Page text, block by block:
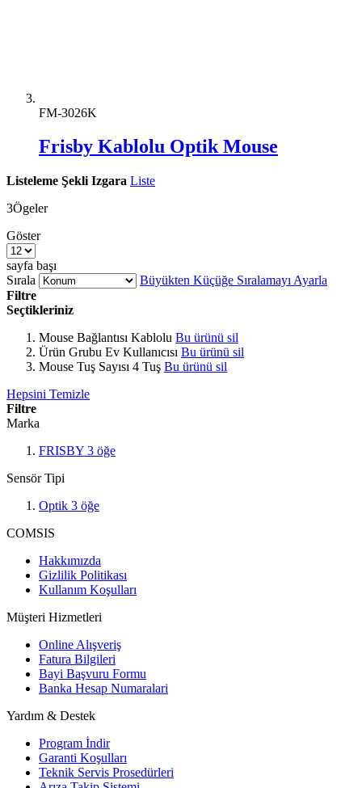
FM-3026K
Frisby Kablolu Optik Mouse
Listeleme Şekli Izgara Liste
3Ögeler
Göster
sayfa başı
Sırala
Büyükten Küçüğe Sıralamayı Ayarla
Filtre
Seçtikleriniz
Mouse Bağlantısı Kablolu Bu ürünü sil
Ürün Grubu Ev Kullanıcısı Bu ürünü sil
Mouse Tuş Sayısı 4 Tuş Bu ürünü sil
Hepsini Temizle
Filtre
Marka
FRISBY 3 öğe
Sensör Tipi
Optik 3 öğe
COMSIS
Hakkımızda
Gizlilik Politikası
Kullanım Koşulları
Müşteri Hizmetleri
Online Alışveriş
Fatura Bilgileri
Bayi Başvuru Formu
Banka Hesap Numaralari
Yardım & Destek
Program İndir
Garanti Koşulları
Teknik Servis Prosedürleri